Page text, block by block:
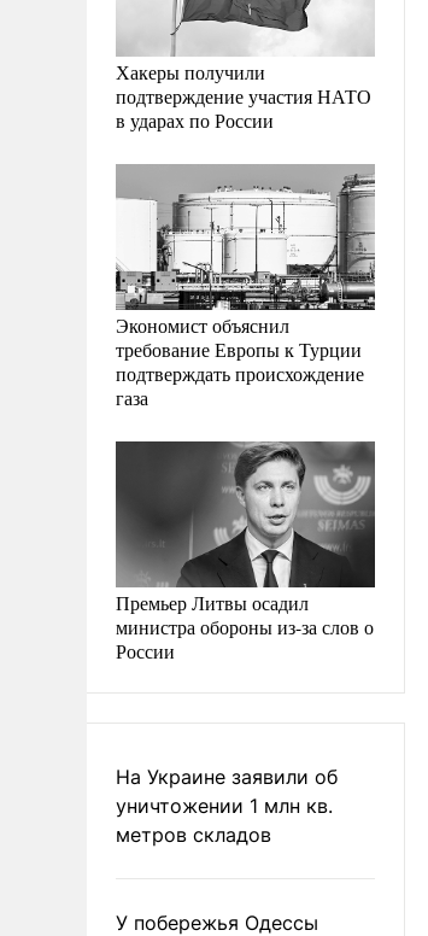
Хакеры получили
подтверждение участия НАТО
в ударах по России
Экономист объяснил
требование Европы к Турции
подтверждать происхождение
газа
Премьер Литвы осадил
министра обороны из-за слов о
России
На Украине заявили об
уничтожении 1 млн кв.
метров складов
У побережья Одессы